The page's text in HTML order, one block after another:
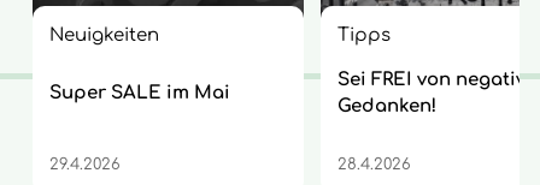
Neuigkeiten
Super SALE im Mai
29.4.2026
Tipps
Sei FREI von
Gedanken!
28.4.2026